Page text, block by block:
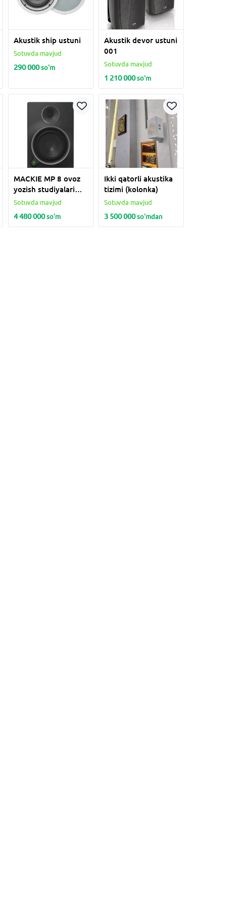
Akustik ship ustuni
Sotuvda mavjud
290 000so'm
Akustik devor ustuni
001
Sotuvda mavjud
1 210 000so'm
MACKIE MP 8 ovoz
yozish studiyalari
uchun ustun
Sotuvda mavjud
4 480 000so'm
Ikki qatorli akustika
tizimi (kolonka)
Sotuvda mavjud
3 500 000so'mdan